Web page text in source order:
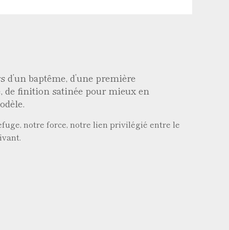
baptême, d’une première
de finition satinée pour mieux en
notre force, notre lien privilégié entre le